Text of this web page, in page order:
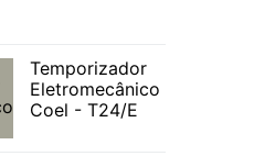
Temporizador
Eletromecânico
Coel - T24/E